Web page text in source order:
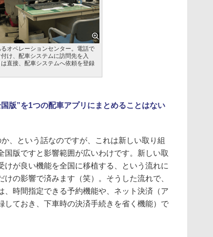
オペレーションセンター。電話で
け、配車システムに訪問先を入
直接、配車システムへ依頼を登録
版”を1つの配車アプリにまとめることはない
、という話なのですが、これは新しい取り組
国版ですと影響範囲が広いわけです。新しい取
けが良い機能を全国に移植する、という流れに
の影響で済みます（笑）。そうした流れで、
、時間指定できる予約機能や、ネット決済（ア
しておき、下車時の決済手続きを省く機能）で